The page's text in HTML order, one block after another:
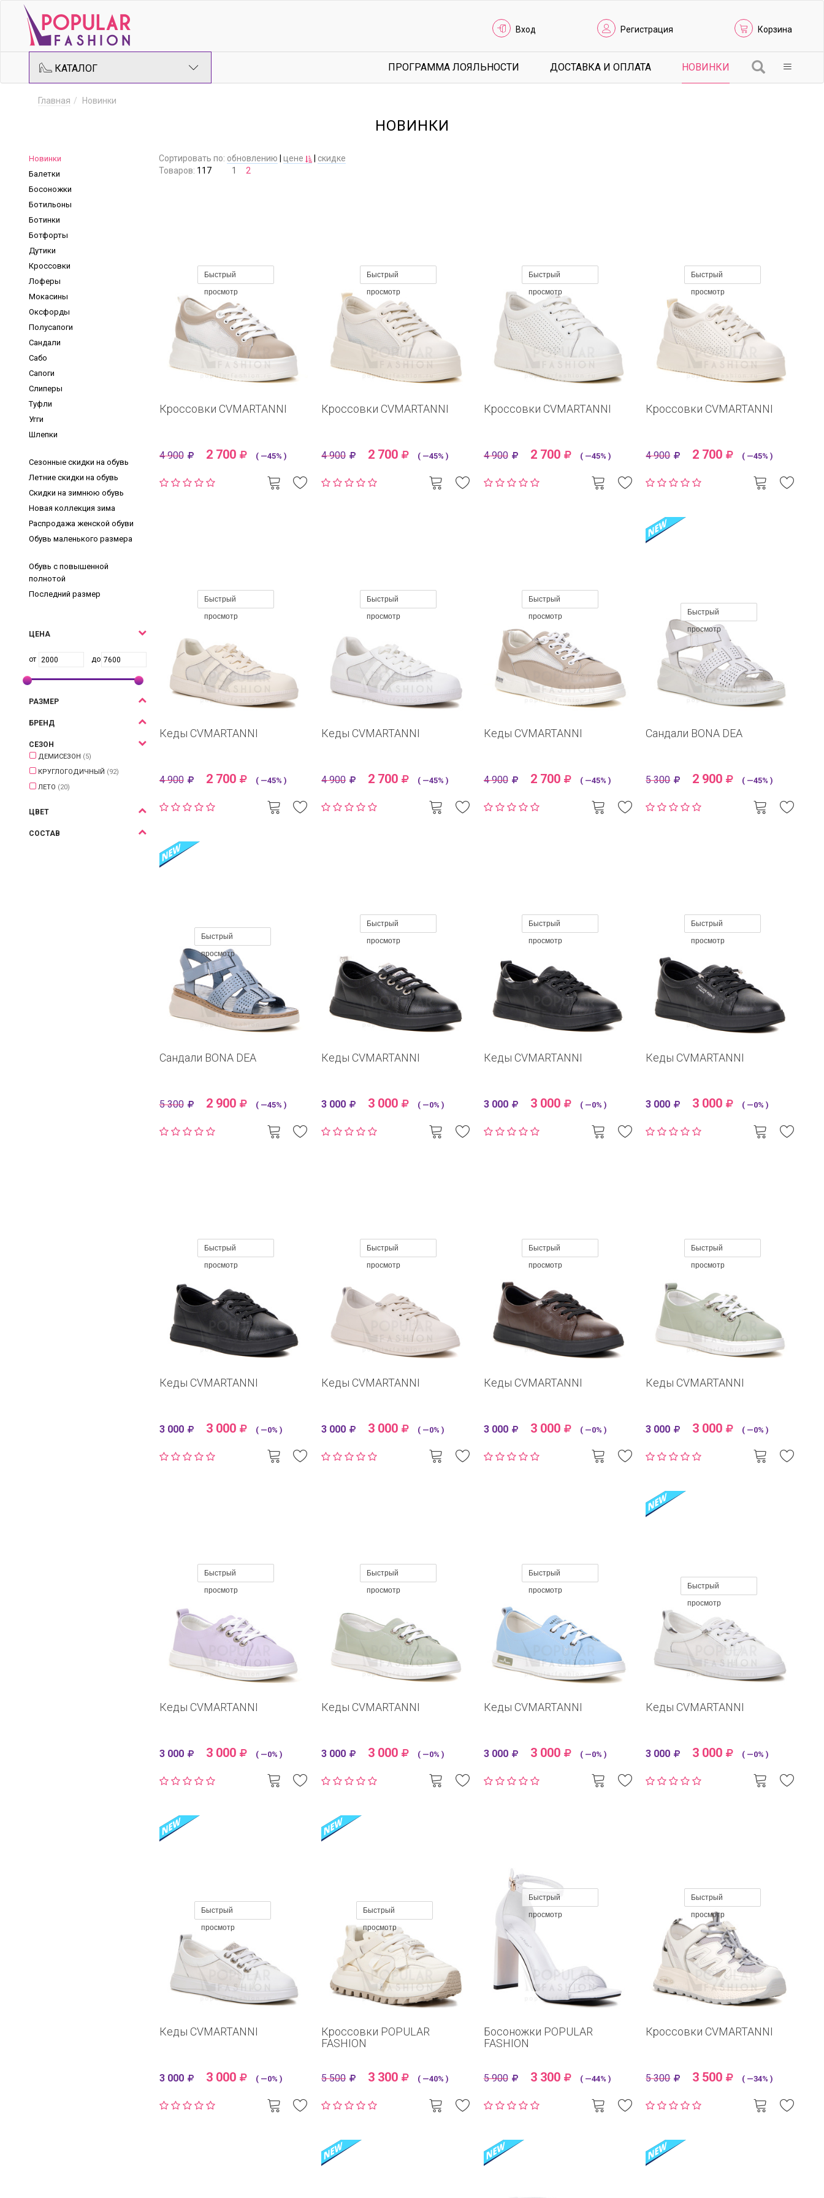
Вход Регистрация Корзина
КАТАЛОГ ПРОГРАММА ЛОЯЛЬНОСТИ ДОСТАВКА И ОПЛАТА НОВИНКИ
Главная Новинки
НОВИНКИ
Новинки
Балетки
Босоножки
Ботильоны
Ботинки
Ботфорты
Дутики
Кроссовки
Лоферы
Мокасины
Оксфорды
Полусапоги
Сандали
Сабо
Сапоги
Слиперы
Туфли
Угги
Шлепки
Сезонные скидки на обувь
Летние скидки на обувь
Скидки на зимнюю обувь
Новая коллекция зима
Распродажа женской обуви
Обувь маленького размера
Обувь с повышенной
полнотой
Последний размер
ЦЕНА
РАЗМЕР
БРЕНД
СЕЗОН
ДЕМИСЕЗОН (5)
КРУГЛОГОДИЧНЫЙ (92)
ЛЕТО (20)
ЦВЕТ
СОСТАВ
Сортировать по: обновлению цене
скидке
Товаров: 117 1 2
Быстрый
просмотр
Кроссовки CVMARTANNI
4 900 2 700 ( —45% )
Быстрый
просмотр
Кроссовки CVMARTANNI
4 900 2 700 ( —45% )
Быстрый
просмотр
Кроссовки CVMARTANNI
4 900 2 700 ( —45% )
Быстрый
просмотр
Кроссовки CVMARTANNI
4 900 2 700 ( —45% )
Быстрый
просмотр
Кеды CVMARTANNI
4 900 2 700 ( —45% )
Быстрый
просмотр
Кеды CVMARTANNI
4 900 2 700 ( —45% )
Быстрый
просмотр
Кеды CVMARTANNI
4 900 2 700 ( —45% )
Быстрый
просмотр
Сандали BONA DEA
5 300 2 900 ( —45% )
Быстрый
просмотр
Сандали BONA DEA
5 300 2 900 ( —45% )
Быстрый
просмотр
Кеды CVMARTANNI
3 000 3 000 ( —0% )
Быстрый
просмотр
Кеды CVMARTANNI
3 000 3 000 ( —0% )
Быстрый
просмотр
Кеды CVMARTANNI
3 000 3 000 ( —0% )
Быстрый
просмотр
Кеды CVMARTANNI
3 000 3 000 ( —0% )
Быстрый
просмотр
Кеды CVMARTANNI
3 000 3 000 ( —0% )
Быстрый
просмотр
Кеды CVMARTANNI
3 000 3 000 ( —0% )
Быстрый
просмотр
Кеды CVMARTANNI
3 000 3 000 ( —0% )
Быстрый
просмотр
Кеды CVMARTANNI
3 000 3 000 ( —0% )
Быстрый
просмотр
Кеды CVMARTANNI
3 000 3 000 ( —0% )
Быстрый
просмотр
Кеды CVMARTANNI
3 000 3 000 ( —0% )
Быстрый
просмотр
Кеды CVMARTANNI
3 000 3 000 ( —0% )
Быстрый
просмотр
Кеды CVMARTANNI
3 000 3 000 ( —0% )
Быстрый
просмотр
Кроссовки POPULAR
FASHION
5 500 3 300 ( —40% )
Быстрый
просмотр
Босоножки POPULAR
FASHION
5 900 3 300 ( —44% )
Быстрый
просмотр
Кроссовки CVMARTANNI
5 300 3 500 ( —34% )